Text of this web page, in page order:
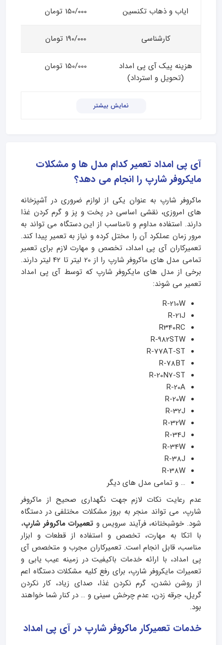
ایاب و ذهاب تکنسین 150/000 تومان
کارشناسی 190/000 تومان
هزینه پیک آی پی امداد
(تحویل و استرداد)
150/000 تومان
نمایش بیشتر
آی پی امداد تعمیر کدام مدل ها و مشکلات
مایکروفر شارپ را انجام می دهد؟
ماکروفر شارپ به عنوان یکی از لوازم ضروری در آشپزخانه‌
های امروزی، نقشی اساسی در پخت و پز و گرم کردن غذا
دارند. استفاده مداوم و نامناسب از این دستگاه می‌ تواند به
مرور زمان عملکرد آن را مختل کرده و نیاز به تعمیر پیدا کند.
تعمیرکاران آی پی امداد، تخصص و مهارت لازم برای تعمیر
تمامی مدل های ماکروفر شارپ را از 20 لیتر تا 42 لیتر دارند.
برخی از مدل های مایکروفر شارپ که توسط آی پی امداد
تعمیر می شوند:
R-210W
R-21J
R340RC
R-982STW
R-77AT-ST
R-78BT
R-20N7-ST
R-20A
R-20W
R-32J
R-32W
R-34J
R-34W
R-38J
R-38W
… و تمامی مدل های دیگر
عدم رعایت نکات لازم جهت نگهداری صحیح از ماکروفر
شارپ، می‌ تواند منجر به بروز مشکلات مختلفی در دستگاه
شود. خوشبختانه، فرآیند سرویس و تعمیرات ماکروفر شارپ،
با اتکا به مهارت، تخصص و استفاده از قطعات و ابزار
مناسب، قابل انجام است. تعمیرکاران مجرب و متخصص آی
پی امداد، با ارائه خدمات باکیفیت در زمینه عیب یابی و
تعمیرات مایکروفر شارپ، برای رفع کلیه مشکلات دستگاه اعم
از روشن نشدن، گرم نکردن غذا، صدای زیاد، کار نکردن
گریل، جرقه زدن، عدم چرخش سینی و … در کنار شما خواهند
بود.
خدمات تعمیرکار ماکروفر شارپ در آی پی امداد